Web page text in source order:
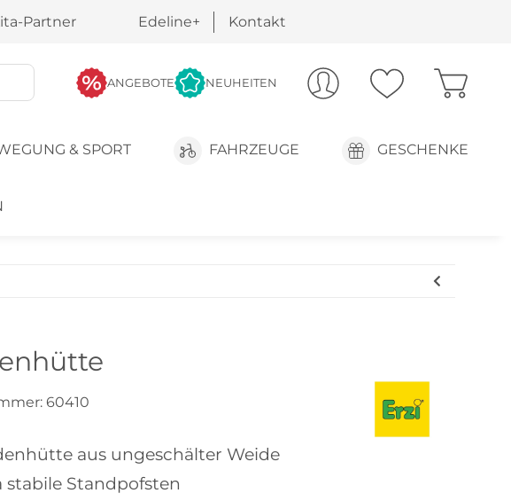
Partner Edeline+ Kontakt
ANGEBOTE NEUHEITEN
& SPORT FAHRZEUGE GESCHENKE
60410
aus ungeschälter Weide
stabile Standpofsten